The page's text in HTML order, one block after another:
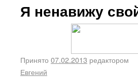
Я ненавижу
Принято 07.02.2013 редактором
Евгений